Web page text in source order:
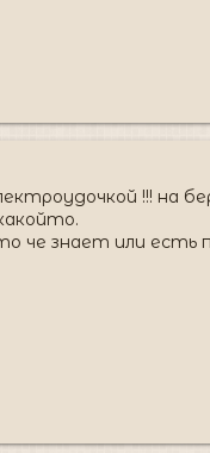
!!! на
знает или есть